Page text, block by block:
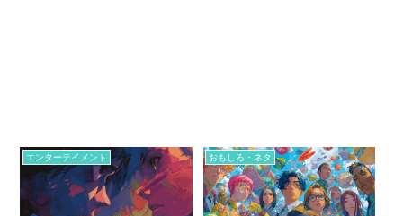
エンターテイメント おもしろ・ネタ